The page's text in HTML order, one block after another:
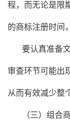
程，而无论是限
的商标注册时间
要认真准备
审查环节可能出
从而有效减少整
（三）组合